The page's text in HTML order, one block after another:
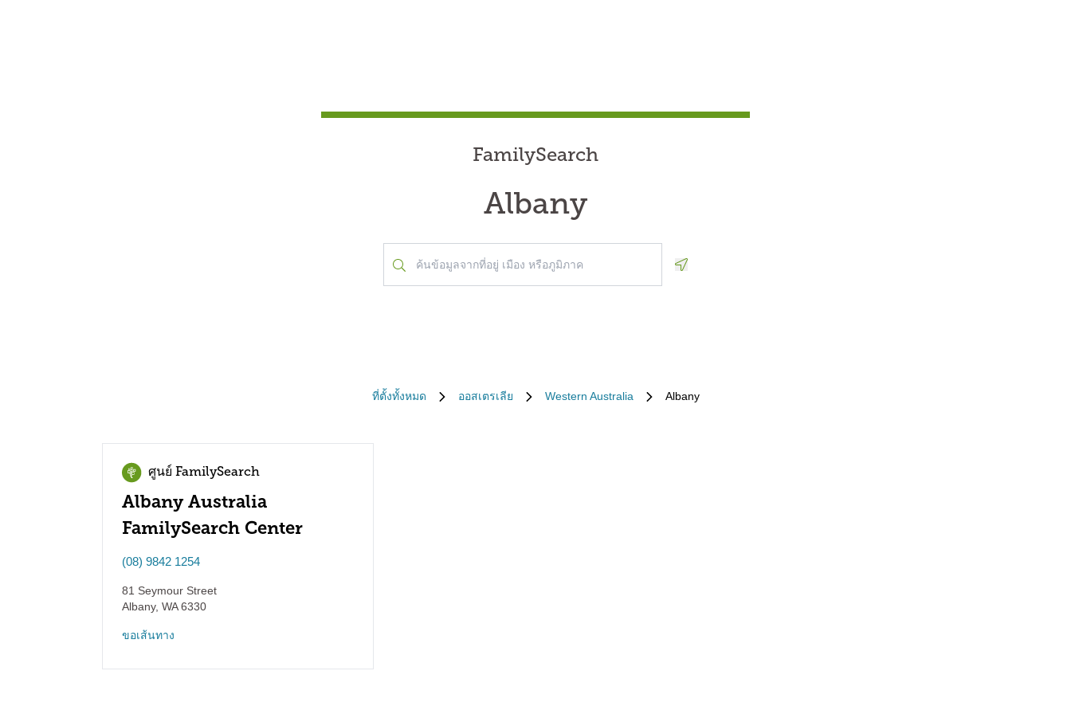
FamilySearch
Albany
ที่ตั้งทั้งหมด ออสเตรเลีย Western Australia Albany
ศูนย์ FamilySearch
Albany Australia
FamilySearch Center
(08) 9842 1254
81 Seymour Street
Albany, WA6330
ขอเส้นทาง